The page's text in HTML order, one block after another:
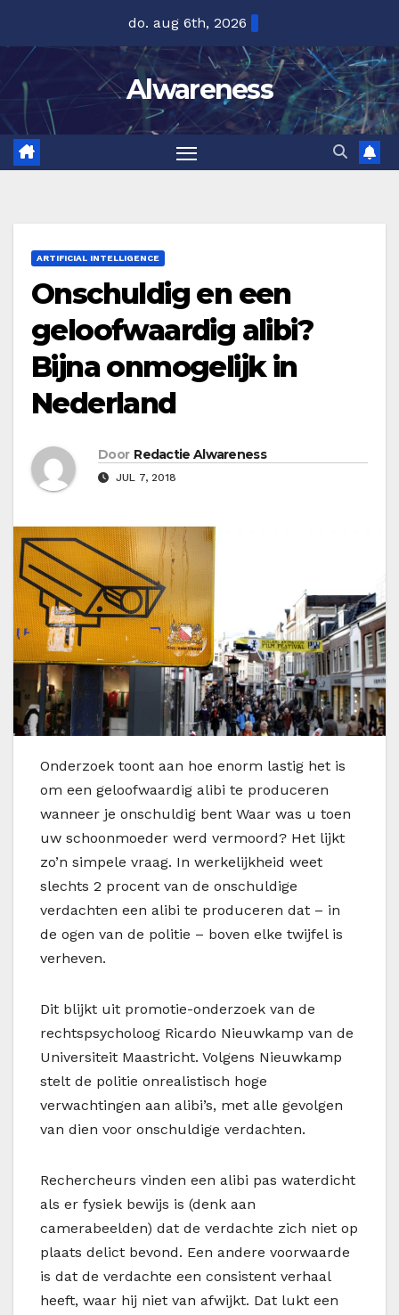
inhoud
do. aug 6th, 2026
Alwareness
ARTIFICIAL INTELLIGENCE
Onschuldig en een
geloofwaardig alibi?
Bijna onmogelijk in
Nederland
Door Redactie Alwareness
JUL 7, 2018
Onderzoek toont aan hoe enorm lastig het is
om een geloofwaardig alibi te produceren
wanneer je onschuldig bent Waar was u toen
uw schoonmoeder werd vermoord? Het lijkt
zo’n simpele vraag. In werkelijkheid weet
slechts 2 procent van de onschuldige
verdachten een alibi te produceren dat – in
de ogen van de politie – boven elke twijfel is
verheven.
Dit blijkt uit promotie-onderzoek van de
rechtspsycholoog Ricardo Nieuwkamp van de
Universiteit Maastricht. Volgens Nieuwkamp
stelt de politie onrealistisch hoge
verwachtingen aan alibi’s, met alle gevolgen
van dien voor onschuldige verdachten.
Rechercheurs vinden een alibi pas waterdicht
als er fysiek bewijs is (denk aan
camerabeelden) dat de verdachte zich niet op
plaats delict bevond. Een andere voorwaarde
is dat de verdachte een consistent verhaal
heeft, waar hij niet van afwijkt. Dat lukt een